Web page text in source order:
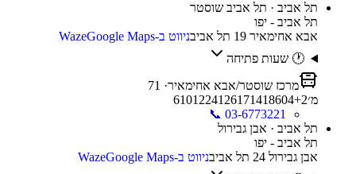
תל אביב · תל אביב שוסטר
תל אביב - יפו
אבא אחימאיר 19 תל אביב
ניווט ב-WazeGoogle Maps
🕐 שעות פתיחה
מרכז שוסטר/אבא אחימאיר·
71
מ׳
6101224126171418604+2
📞 03-6773221
תל אביב · אבן גבירול
תל אביב - יפו
אבן גבירול 24 תל אביב
ניווט ב-WazeGoogle Maps